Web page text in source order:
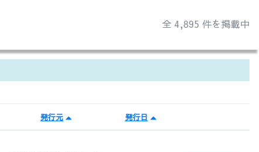
全 4,895 件を掲載中
発行元 発行日